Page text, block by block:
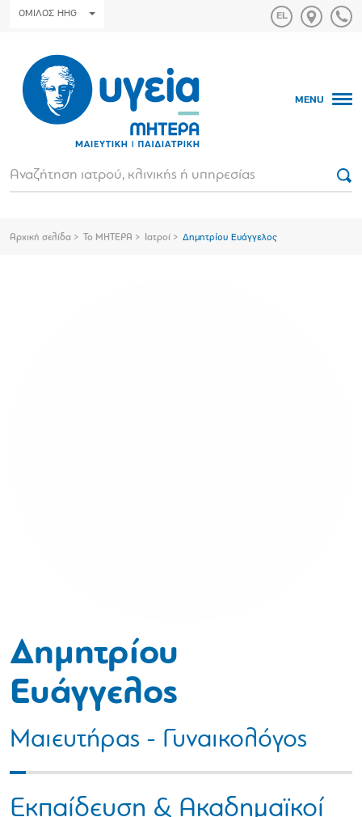
ΟΜΙΛΟΣ HHG
MENU
Αρχική σελίδα Το ΜΗΤΕΡΑ Ιατροί Δημητρίου Ευάγγελος
Δημητρίου
Ευάγγελος
Μαιευτήρας - Γυναικολόγος
Εκπαίδευση & Ακαδημαϊκοί